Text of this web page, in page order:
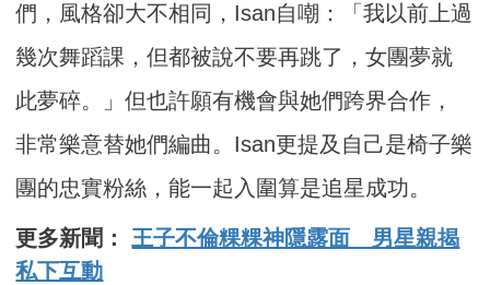
們，風格卻大不相同，Isan自嘲：「我以前上過
幾次舞蹈課，但都被說不要再跳了，女團夢就
此夢碎。」但也許願有機會與她們跨界合作，
非常樂意替她們編曲。Isan更提及自己是椅子樂
團的忠實粉絲，能一起入圍算是追星成功。
更多新聞： 王子不倫粿粿神隱露面 男星親揭
私下互動